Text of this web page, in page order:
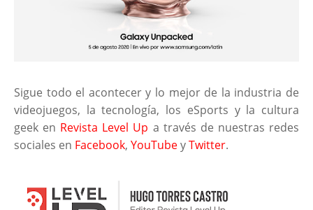
Sigue todo el acontecer y lo mejor de la industria de
videojuegos, la tecnología, los eSports y la cultura
geek en Revista Level Up a través de nuestras redes
sociales en Facebook, YouTubeyTwitter.